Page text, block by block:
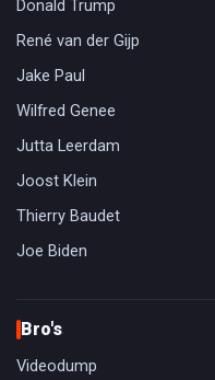
Donald Trump
René van der Gijp
Jake Paul
Wilfred Genee
Jutta Leerdam
Joost Klein
Thierry Baudet
Joe Biden
Bro's
Videodump